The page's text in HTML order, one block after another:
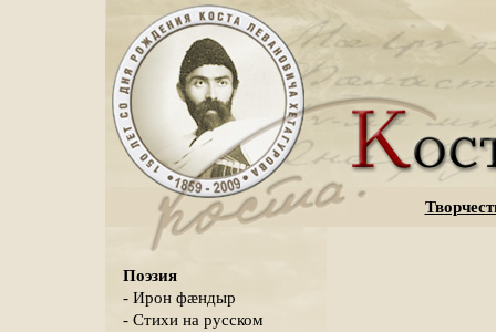
Поэзия
- Ирон фæндыр
- Стихи на русском